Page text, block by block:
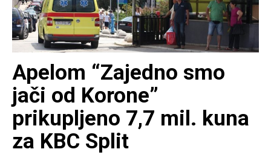
Apelom “Zajedno smo
jači od Korone”
prikupljeno 7,7 mil. kuna
za KBC Split